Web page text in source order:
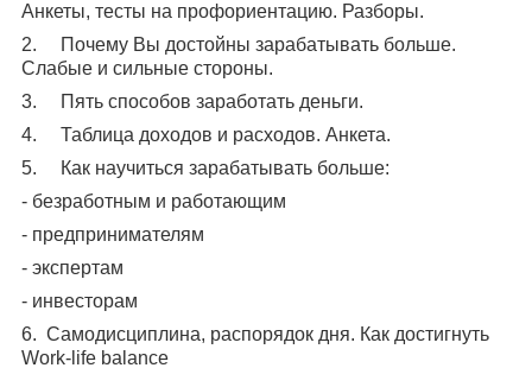
Анкеты, тесты на профориентацию. Разборы.
2. Почему Вы достойны зарабатывать больше.
Слабые и сильные стороны.
3. Пять способов заработать деньги.
4. Таблица доходов и расходов. Анкета.
5. Как научиться зарабатывать больше:
- безработным и работающим
- предпринимателям
- экспертам
- инвесторам
6. Самодисциплина, распорядок дня. Как достигнуть
Work-life balance